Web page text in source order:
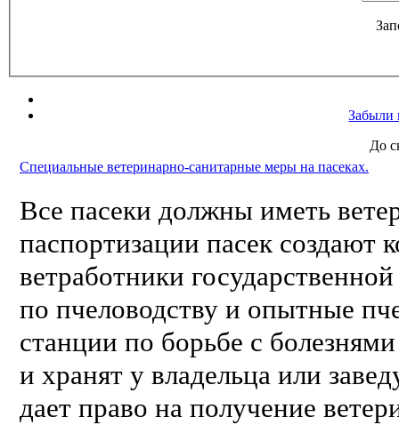
Забыли
До
Специальные ветеринарно-санитарные меры на пасеках.
Все пасеки должны иметь
паспортизации пасек
ветработники
по пчеловодству и опытные
станции по борьбе с
и хранят у владельца или
дает право на получение